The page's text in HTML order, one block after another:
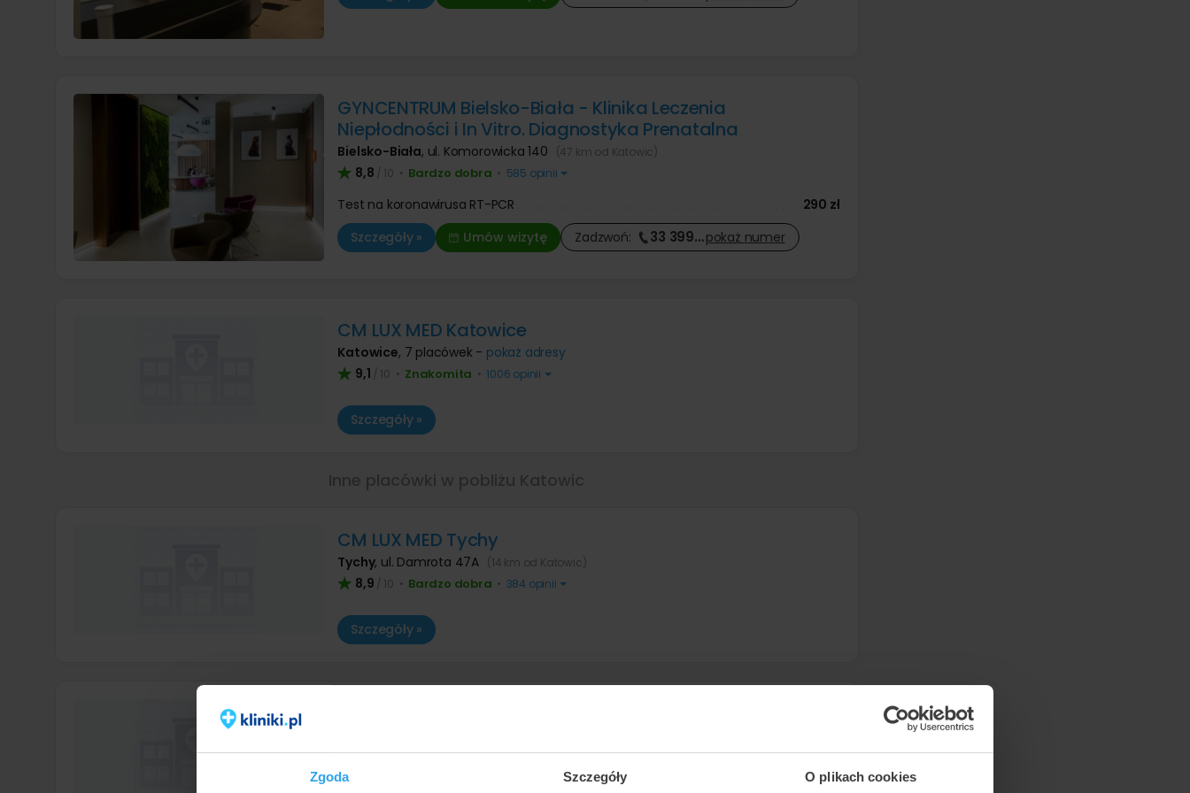
Zgoda Szczegóły O plikach cookies
GYNCENTRUM Bielsko-Biała - Klinika Leczenia
Niepłodności i In Vitro. Diagnostyka Prenatalna
Bielsko-Biała, ul. Komorowicka 140 (47 km od Katowic)
8,8 / 10 • Bardzo dobra • 585 opinii
Test na koronawirusa RT-PCR
290 zł
Szczegóły »
Umów wizytę Zadzwoń: 33 399…pokaż numer
CM LUX MED Katowice
Katowice, 7 placówek - pokaż adresy
9,1 / 10 • Znakomita • 1006 opinii
Szczegóły »
CM LUX MED Tychy
Tychy, ul. Damrota 47A (14 km od Katowic)
8,9 / 10 • Bardzo dobra • 384 opinii
Szczegóły »
8,7/ 10•Bardzo dobra•736 opinii